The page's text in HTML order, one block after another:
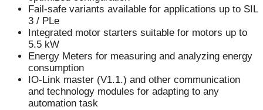
Fail-safe variants available for applications up to SIL
3 / PLe
Integrated motor starters suitable for motors up to
5.5 kW
Energy Meters for measuring and analyzing energy
consumption
IO-Link master (V1.1.) and other communication
and technology modules for adapting to any
automation task